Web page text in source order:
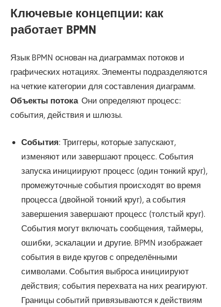
Ключевые концепции: как
работает BPMN
Язык BPMN основан на диаграммах потоков и
графических нотациях. Элементы подразделяются
на четкие категории для составления диаграмм.
Объекты потокаОни определяют процесс:
события, действия и шлюзы.
События: Триггеры, которые запускают,
изменяют или завершают процесс. События
запуска инициируют процесс (один тонкий круг),
промежуточные события происходят во время
процесса (двойной тонкий круг), а события
завершения завершают процесс (толстый круг).
События могут включать сообщения, таймеры,
ошибки, эскалации и другие. BPMN изображает
события в виде кругов с определёнными
символами. События выброса инициируют
действия; события перехвата на них реагируют.
Границы событий привязываются к действиям